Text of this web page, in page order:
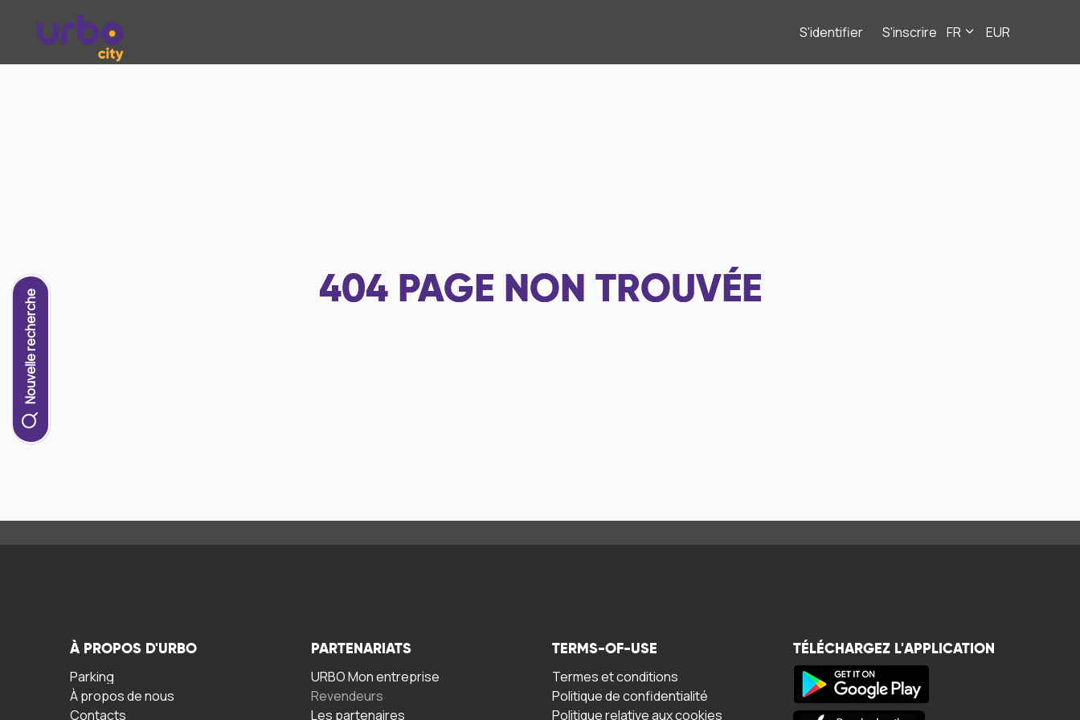
S'identifier S'inscrire FR EUR
Nouvelle recherche 404 PAGE NON TROUVÉE
À PROPOS D'URBO
Parking
À propos de nous
Contacts
PARTENARIATS
URBO Mon entreprise
Revendeurs
Les partenaires
TERMS-OF-USE
Termes et conditions
Politique de confidentialité
Politique relative aux cookies
TÉLÉCHARGEZ L'APPLICATION